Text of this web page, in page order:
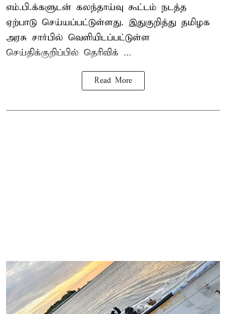
எம்.பி.க்களுடன் கலந்தாய்வு கூட்டம் நடத்த
ஏற்பாடு செய்யப்பட்டுள்ளது. இதுகுறித்து தமிழக
அரசு சார்பில் வெளியிடப்பட்டுள்ள
செய்திக்குறிப்பில் தெரிவிக் ...
Read More